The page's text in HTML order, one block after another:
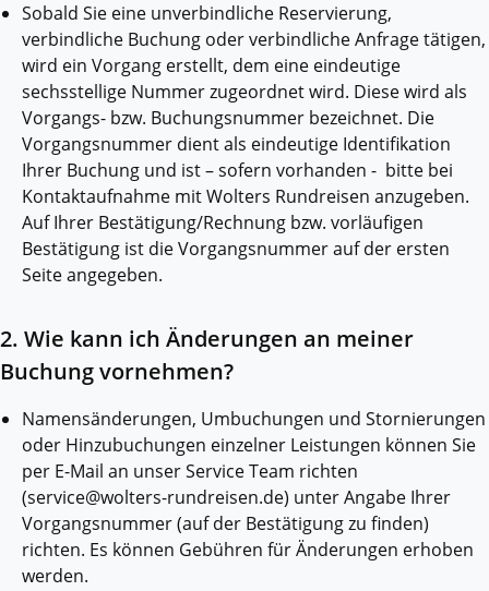
Sobald Sie eine unverbindliche Reservierung,
verbindliche Buchung oder verbindliche Anfrage tätigen,
wird ein Vorgang erstellt, dem eine eindeutige
sechsstellige Nummer zugeordnet wird. Diese wird als
Vorgangs- bzw. Buchungsnummer bezeichnet. Die
Vorgangsnummer dient als eindeutige Identifikation
Ihrer Buchung und ist – sofern vorhanden - bitte bei
Kontaktaufnahme mit Wolters Rundreisen anzugeben.
Auf Ihrer Bestätigung/Rechnung bzw. vorläufigen
Bestätigung ist die Vorgangsnummer auf der ersten
Seite angegeben.
2. Wie kann ich Änderungen an meiner
Buchung vornehmen?
Namensänderungen, Umbuchungen und Stornierungen
oder Hinzubuchungen einzelner Leistungen können Sie
per E-Mail an unser Service Team richten
(service@wolters-rundreisen.de) unter Angabe Ihrer
Vorgangsnummer (auf der Bestätigung zu finden)
richten. Es können Gebühren für Änderungen erhoben
werden.